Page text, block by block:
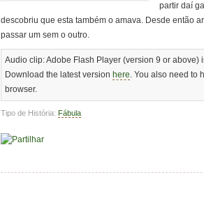
partir daí
descobriu que esta também o amava. Desde então
passar um sem o outro.
Audio clip: Adobe Flash Player (version 9 or above)
Download the latest version here. You also need to
browser.
Tipo de História: Fábula